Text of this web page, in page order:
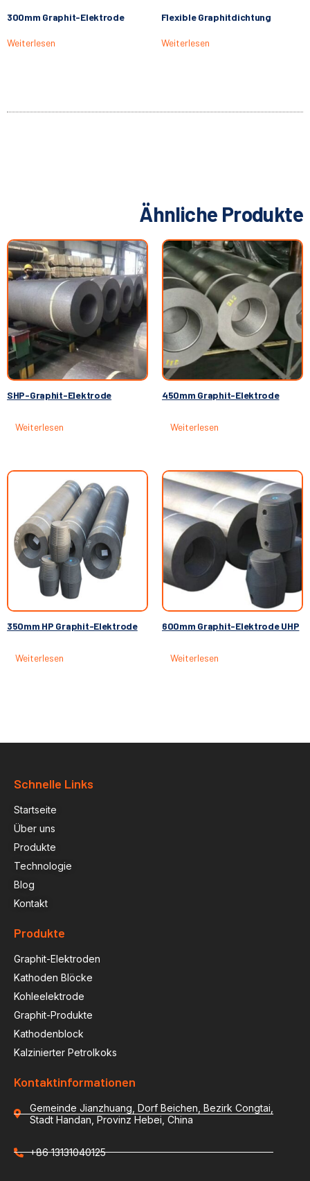
300mm Graphit-Elektrode
Weiterlesen
Flexible Graphitdichtung
Weiterlesen
Ähnliche Produkte
SHP-Graphit-Elektrode
Weiterlesen
450mm Graphit-Elektrode
Weiterlesen
350mm HP Graphit-Elektrode
Weiterlesen
600mm Graphit-Elektrode UHP
Weiterlesen
Schnelle Links
Startseite
Über uns
Produkte
Technologie
Blog
Kontakt
Produkte
Graphit-Elektroden
Kathoden Blöcke
Kohleelektrode
Graphit-Produkte
Kathodenblock
Kalzinierter Petrolkoks
Kontaktinformationen
Gemeinde Jianzhuang, Dorf Beichen, Bezirk Congtai,
Stadt Handan, Provinz Hebei, China
+86 13131040125